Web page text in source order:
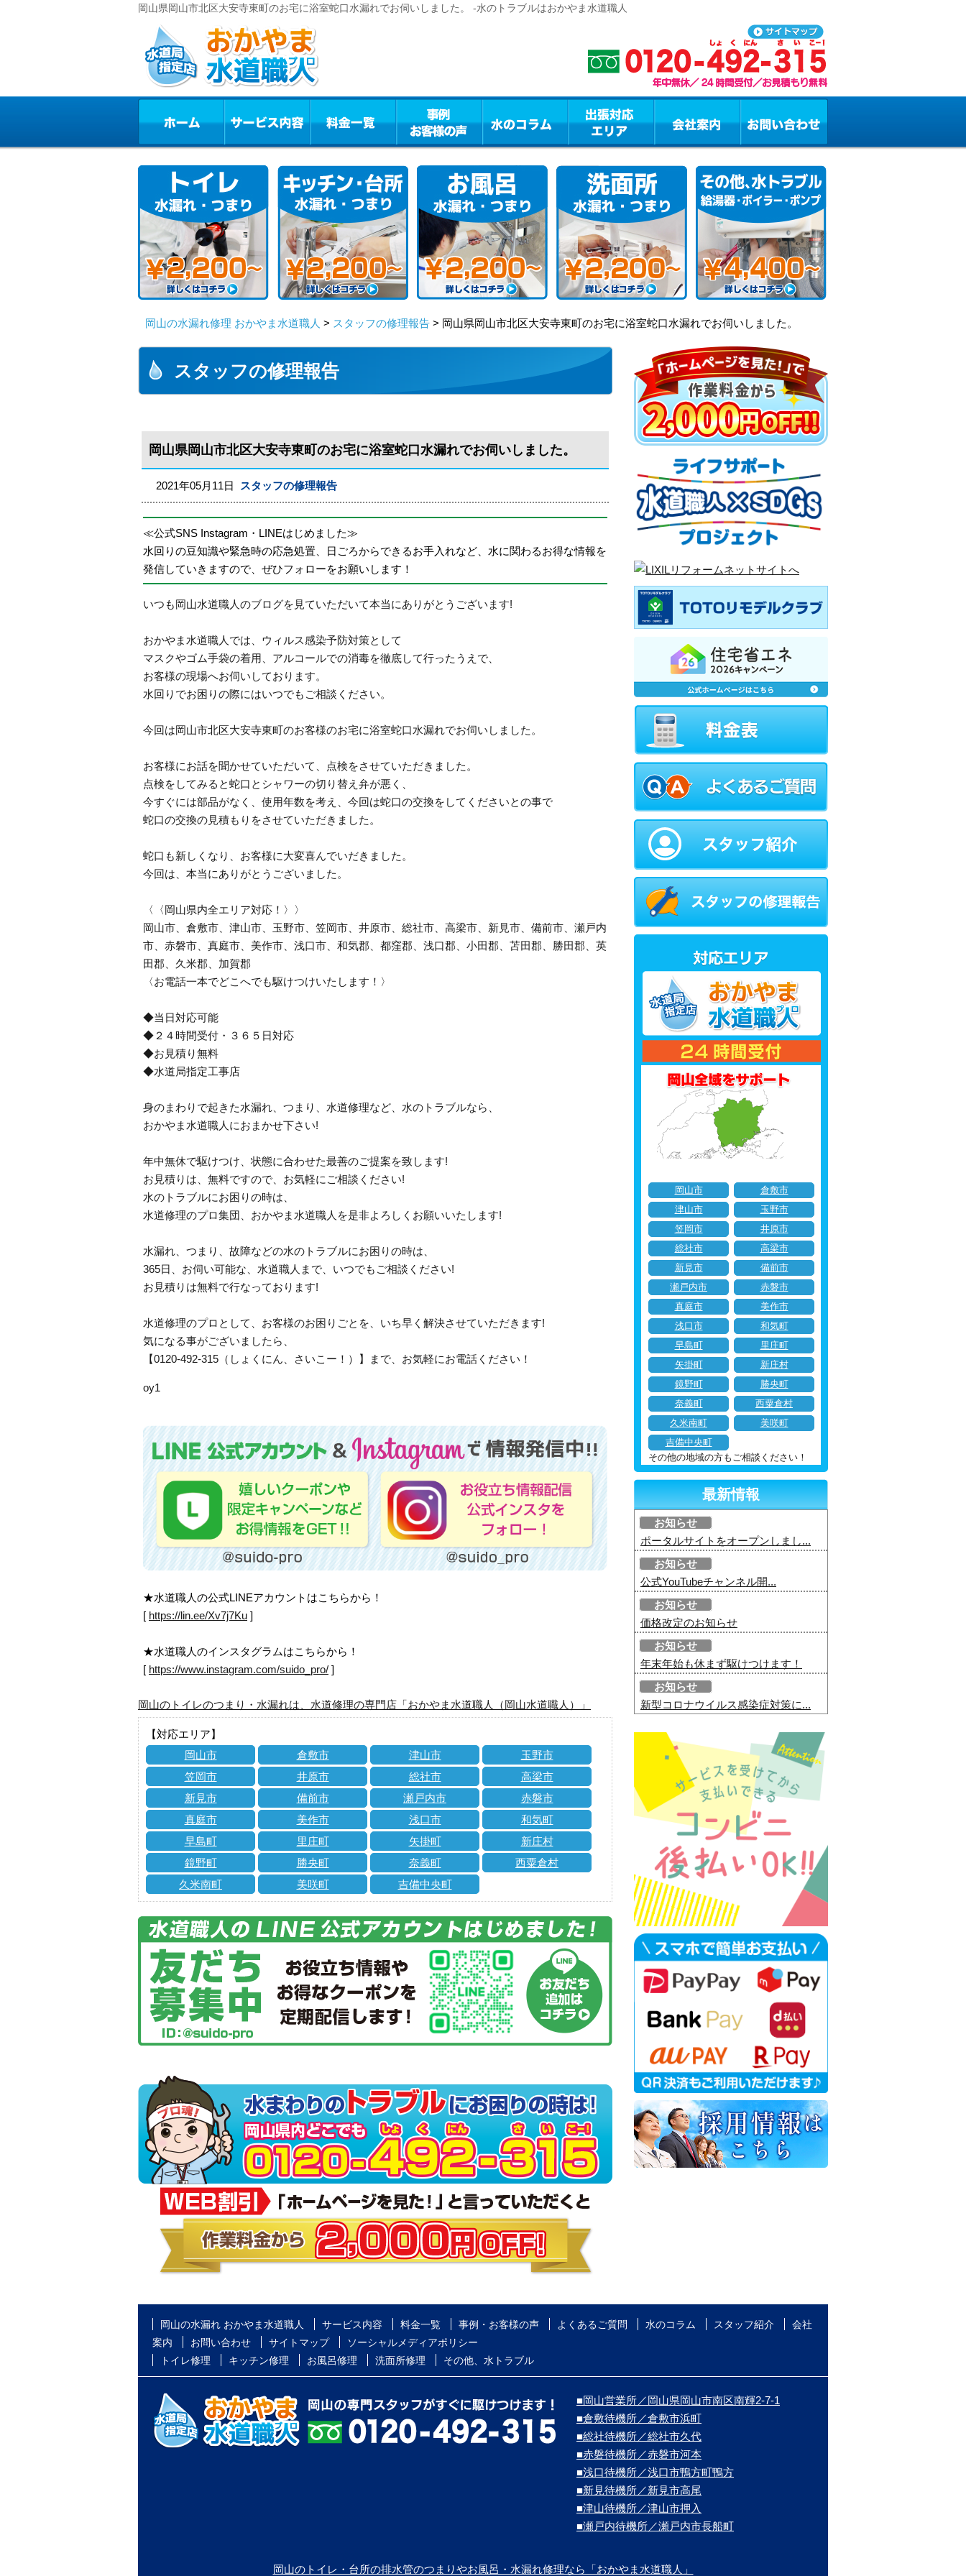
岡山県岡山市北区大安寺東町のお宅に浴室蛇口水漏れでお伺いしました。 -水のトラブルはおかやま水道職人
岡山の水漏れ修理 おかやま水道職人 > スタッフの修理報告 > 岡山県岡山市北区大安寺東町のお宅に浴室蛇口水漏れでお伺いしました。
スタッフの修理報告
岡山県岡山市北区大安寺東町のお宅に浴室蛇口水漏れでお伺いしました。
2021年05月11日 スタッフの修理報告
≪公式SNS Instagram・LINEはじめました≫
水回りの豆知識や緊急時の応急処置、日ごろからできるお手入れなど、水に関わるお得な情報を
発信していきますので、ぜひフォローをお願いします！
いつも岡山水道職人のブログを見ていただいて本当にありがとうございます!
おかやま水道職人では、ウィルス感染予防対策として
マスクやゴム手袋の着用、アルコールでの消毒を徹底して行ったうえで、
お客様の現場へお伺いしております。
水回りでお困りの際にはいつでもご相談ください。
今回は岡山市北区大安寺東町のお客様のお宅に浴室蛇口水漏れでお伺いしました。
お客様にお話を聞かせていただいて、点検をさせていただきました。
点検をしてみると蛇口とシャワーの切り替え弁が悪く、
今すぐには部品がなく、使用年数を考え、今回は蛇口の交換をしてくださいとの事で
蛇口の交換の見積もりをさせていただきました。
蛇口も新しくなり、お客様に大変喜んでいだきました。
今回は、本当にありがとうございました。
〈〈岡山県内全エリア対応！〉〉
岡山市、倉敷市、津山市、玉野市、笠岡市、井原市、総社市、高梁市、新見市、備前市、瀬戸内
市、赤磐市、真庭市、美作市、浅口市、和気郡、都窪郡、浅口郡、小田郡、苫田郡、勝田郡、英
田郡、久米郡、加賀郡
〈お電話一本でどこへでも駆けつけいたします！〉
◆当日対応可能
◆２４時間受付・３６５日対応
◆お見積り無料
◆水道局指定工事店
身のまわりで起きた水漏れ、つまり、水道修理など、水のトラブルなら、
おかやま水道職人におまかせ下さい!
年中無休で駆けつけ、状態に合わせた最善のご提案を致します!
お見積りは、無料ですので、お気軽にご相談ください!
水のトラブルにお困りの時は、
水道修理のプロ集団、おかやま水道職人を是非よろしくお願いいたします!
水漏れ、つまり、故障などの水のトラブルにお困りの時は、
365日、お伺い可能な、水道職人まで、いつでもご相談ください!
お見積りは無料で行なっております!
水道修理のプロとして、お客様のお困りごとを、いち早く解決させていただきます!
気になる事がございましたら、
【0120-492-315（しょくにん、さいこー！）】まで、お気軽にお電話ください！
oy1
★水道職人の公式LINEアカウントはこちらから！
[ https://lin.ee/Xv7j7Ku ]
★水道職人のインスタグラムはこちらから！
[ https://www.instagram.com/suido_pro/ ]
岡山のトイレのつまり・水漏れは、水道修理の専門店「おかやま水道職人（岡山水道職人）」
【対応エリア】
岡山市
倉敷市 津山市
玉野市
笠岡市
井原市 総社市
高梁市
新見市
備前市 瀬戸内市
赤磐市
真庭市
美作市 浅口市
和気町
早島町
里庄町 矢掛町
新庄村
鏡野町
勝央町 奈義町
西粟倉村
久米南町
美咲町 吉備中央町
岡山市
倉敷市
津山市
玉野市
笠岡市
井原市
総社市
高梁市
新見市
備前市
瀬戸内市
赤磐市
真庭市
美作市
浅口市
和気町
早島町
里庄町
矢掛町
新庄村
鏡野町
勝央町
奈義町
西粟倉村
久米南町
美咲町
吉備中央町
その他の地域の方もご相談ください！
最新情報
お知らせ
ポータルサイトをオープンしまし...
お知らせ
公式YouTubeチャンネル開...
お知らせ
価格改定のお知らせ
お知らせ
年末年始も休まず駆けつけます！
お知らせ
新型コロナウイルス感染症対策に...
岡山の水漏れ おかやま水道職人 サービス内容 料金一覧 事例・お客様の声 よくあるご質問 水のコラム スタッフ紹介
会社
案内
お問い合わせ サイトマップ
ソーシャルメディアポリシー
トイレ修理
キッチン修理 お風呂修理 洗面所修理 その他、水トラブル
■岡山営業所／岡山県岡山市南区南輝2-7-1
■倉敷待機所／倉敷市浜町
■総社待機所／総社市久代
■赤磐待機所／赤磐市河本
■浅口待機所／浅口市鴨方町鴨方
■新見待機所／新見市高尾
■津山待機所／津山市押入
■瀬戸内待機所／瀬戸内市長船町
岡山のトイレ・台所の排水管のつまりやお風呂・水漏れ修理なら「おかやま水道職人」